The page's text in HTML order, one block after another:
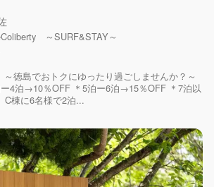
～SURF&STAY～
～徳島でおトクにゆったり過ごしませんか？～
4泊→10％OFF ＊5泊ー6泊→15％OFF ＊7泊以
棟に6名様で2泊...